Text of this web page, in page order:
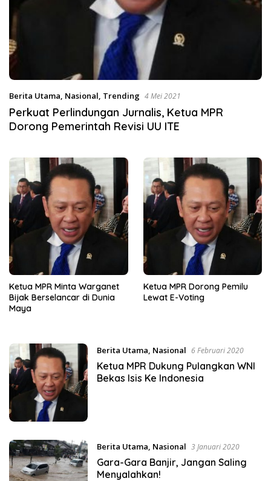
Berita Utama, Nasional, Trending 4 Mei 2021
Perkuat Perlindungan Jurnalis, Ketua MPR
Dorong Pemerintah Revisi UU ITE
Ketua MPR Minta Warganet
Bijak Berselancar di Dunia
Maya
Ketua MPR Dorong Pemilu
Lewat E-Voting
Berita Utama, Nasional 6 Februari 2020
Ketua MPR Dukung Pulangkan WNI
Bekas Isis Ke Indonesia
Berita Utama Nasional 3 Januari 2020
Gara-Gara Banjir, Jangan Saling
Menyalahkan!